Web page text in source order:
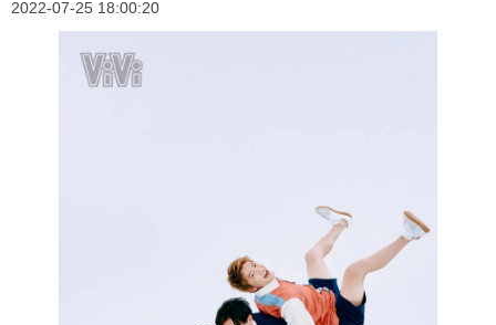
2022-07-25 18:00:20